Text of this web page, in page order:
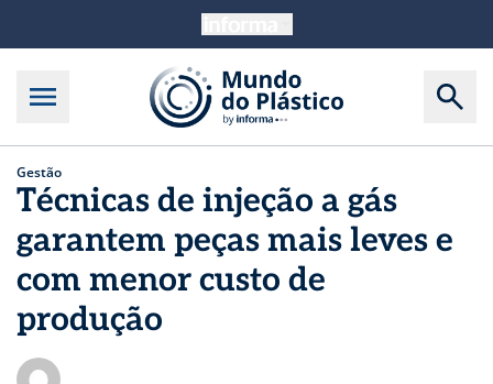
Gestão
Técnicas de injeção a gás
garantem peças mais leves e
com menor custo de
produção